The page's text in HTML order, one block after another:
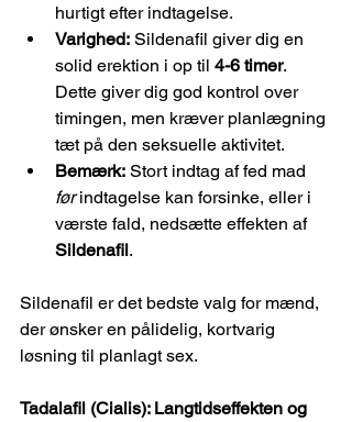
hurtigt efter indtagelse.
Varighed: Sildenafil giver dig en
solid erektion i op til 4-6 timer.
Dette giver dig god kontrol over
timingen, men kræver planlægning
tæt på den seksuelle aktivitet.
Bemærk: Stort indtag af fed mad
før indtagelse kan forsinke, eller i
værste fald, nedsætte effekten af
Sildenafil.
Sildenafil er det bedste valg for mænd,
der ønsker en pålidelig, kortvarig
løsning til planlagt sex.
Tadalafil (Cialis): Langtidseffekten og